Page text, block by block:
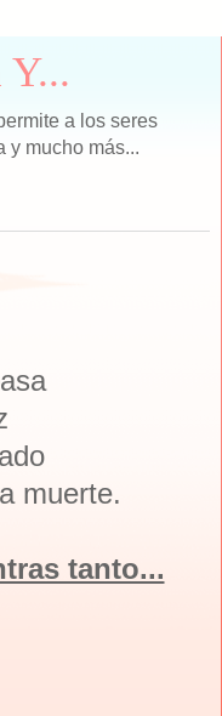
a los seres
y mucho más...
muerte.
tanto...